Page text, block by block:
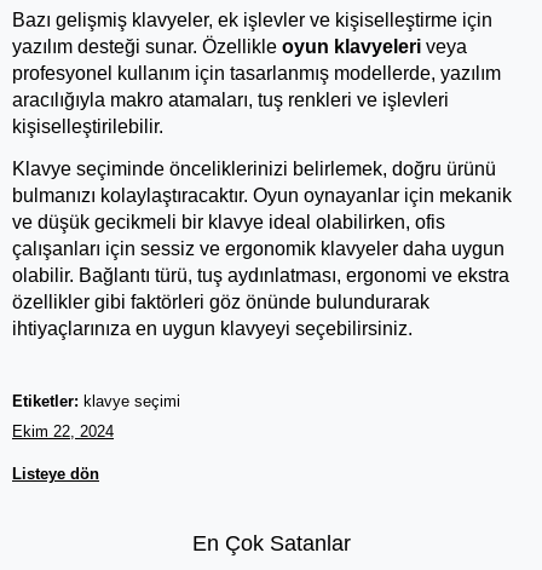
Bazı gelişmiş klavyeler, ek işlevler ve kişiselleştirme için
yazılım desteği sunar. Özellikle oyun klavyeleri veya
profesyonel kullanım için tasarlanmış modellerde, yazılım
aracılığıyla makro atamaları, tuş renkleri ve işlevleri
kişiselleştirilebilir.
Klavye seçiminde önceliklerinizi belirlemek, doğru ürünü
bulmanızı kolaylaştıracaktır. Oyun oynayanlar için mekanik
ve düşük gecikmeli bir klavye ideal olabilirken, ofis
çalışanları için sessiz ve ergonomik klavyeler daha uygun
olabilir. Bağlantı türü, tuş aydınlatması, ergonomi ve ekstra
özellikler gibi faktörleri göz önünde bulundurarak
ihtiyaçlarınıza en uygun klavyeyi seçebilirsiniz.
Etiketler: klavye seçimi
Ekim 22, 2024
Listeye dön
En Çok Satanlar